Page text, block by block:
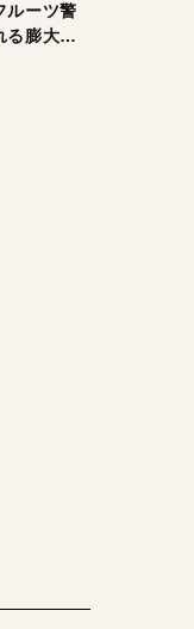
ルーツ警
る膨大な
象は非